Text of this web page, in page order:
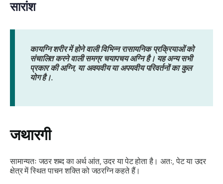
सारांश
कायग्नि शरीर में होने वाली विभिन्न रासायनिक प्रक्रियाओं को
संचालित करने वाली समग्र चयापचय अग्नि है। यह अन्य सभी
प्रकार की अग्नि, या अवयवीय या अपयवीय परिवर्तनों का कुल
योग है।.
जथारगी
सामान्यतःजठरशब्द का अर्थ आंत, उदर या पेट होता है। अतः, पेट या उदर
क्षेत्र में स्थित पाचन शक्ति कोजठरग्निकहते हैं।